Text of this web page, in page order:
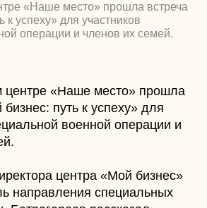
«Наше место» прошла встреча
успеху» для участников
операции и членов их семей.
«Наше место» прошла
путь к успеху» для
военной операции и
центра «Мой бизнес»
направления специальных